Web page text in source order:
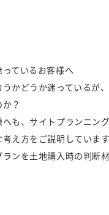
ているお客様へ
かどうか迷っているが
？
も、サイトプランニン
え方をご説明していま
ンを土地購入時の判断